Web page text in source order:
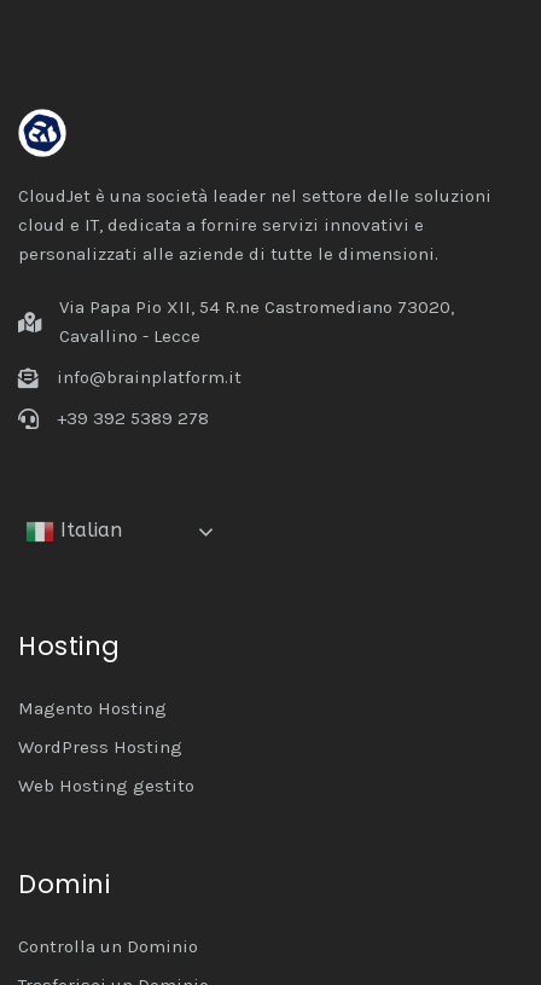
CloudJet è una società leader nel settore delle soluzioni
cloud e IT, dedicata a fornire servizi innovativi e
personalizzati alle aziende di tutte le dimensioni.
Via Papa Pio XII, 54 R.ne Castromediano 73020,
Cavallino - Lecce
info@brainplatform.it
+39 392 5389 278
Italian
Hosting
Magento Hosting
WordPress Hosting
Web Hosting gestito
Domini
Controlla un Dominio